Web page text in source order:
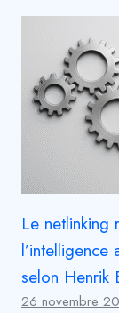
Le netlinking
selon Henrik
26 novembre